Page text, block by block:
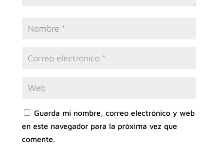
Guarda mi nombre, correo electrónico y web
en este navegador para la próxima vez que
comente.